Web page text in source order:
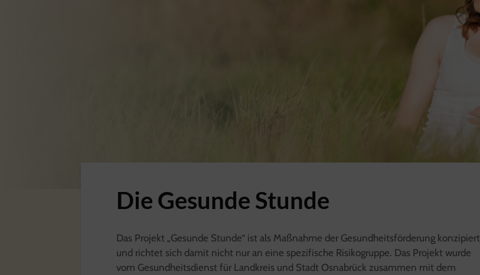
Die Gesunde Stunde
Das Projekt „Gesunde Stunde“ ist als Maßnahme der Gesundheitsförderung konzipiert
und richtet sich damit nicht nur an eine spezifische Risikogruppe. Das Projekt wurde
vom Gesundheitsdienst für Landkreis und Stadt Osnabrück zusammen mit dem